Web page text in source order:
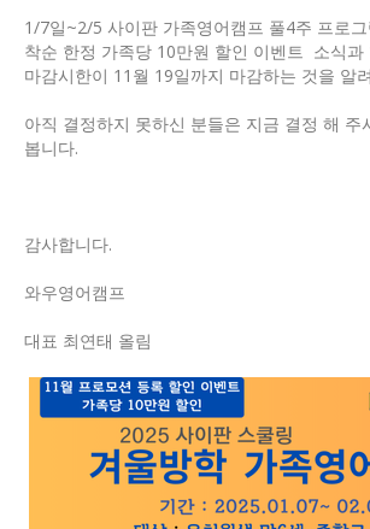
1/7일~2/5 사이판 가족영어캠프 풀4주 프로
착순 한정 가족당 10만원 할인 이벤트 소식과
마감시한이 11월 19일까지 마감하는 것을 알
아직 결정하지 못하신 분들은 지금 결정 해 주
봅니다.
감사합니다.
와우영어캠프
대표 최연태 올림